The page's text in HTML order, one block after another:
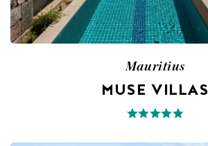
Mauritius
MUSE VILLAS